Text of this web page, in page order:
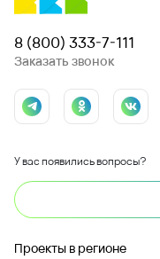
8 (800) 333-7-111
Заказать звонок
У вас появились вопросы?
Проекты в регионе